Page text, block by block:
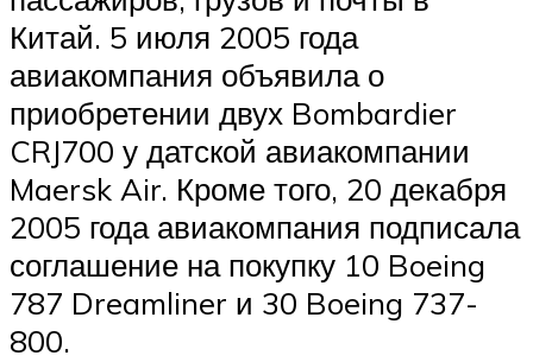
Китай. 5 июля 2005 года
авиакомпания объявила о
приобретении двух Bombardier
CRJ700 у датской авиакомпании
Maersk Air. Кроме того, 20 декабря
2005 года авиакомпания подписала
соглашение на покупку 10 Boeing
787 Dreamliner и 30 Boeing 737-
800.